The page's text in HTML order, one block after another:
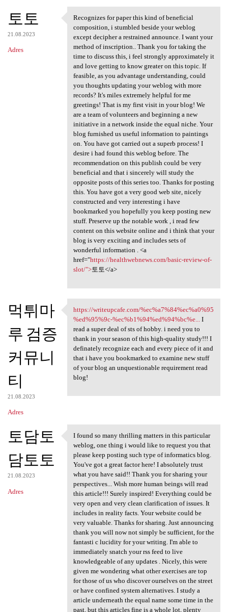
a
r
z
토토
21.08.2023
Adres
Recognizes for paper this
Recognizes for paper this kind of beneficial
composition, i stumbled beside your weblog
except decipher a restrained announce. I want your
method of inscription.. Thank you for taking the
time to discuss this, i feel strongly approximately it
and love getting to know greater on this topic. If
feasible, as you advantage understanding, could
you thoughts updating your weblog with more
records? It's miles extremely helpful for me
greetings! That is my first visit in your blog! We
are a team of volunteers and beginning a new
initiative in a network inside the equal niche. Your
blog furnished us useful information to paintings
on. You have got carried out a superb process! I
desire i had found this weblog before. The
recommendation on this publish could be very
beneficial and that i sincerely will study the
opposite posts of this series too. Thanks for posting
this. You have got a very good web site, nicely
constructed and very interesting i have
bookmarked you hopefully you keep posting new
stuff. Preserve up the notable work , i read few
content on this website online and i think that your
blog is very exciting and includes sets of
wonderful information . <a
href="https://healthwebnews.com/basic-review-of-
slot/">토토</a>
먹튀마
루 검증
커뮤니
티
21.08.2023
Adres
https://writeupcafe.com/%ec
https://writeupcafe.com/%ec%a7%84%ec%a0%95
%ed%95%9c-%ec%b1%94%ed%94%bc%e...
I
read a super deal of sts of hobby. i need you to
thank in your season of this high-quality study!!! I
definately recognize each and every piece of it and
that i have you bookmarked to examine new stuff
of your blog an unquestionable requirement read
blog!
토담토
담토토
21.08.2023
Adres
I found so many thrilling
I found so many thrilling matters in this particular
weblog, one thing i would like to request you that
please keep posting such type of informatics blog.
You've got a great factor here! I absolutely trust
what you have said!! Thank you for sharing your
perspectives... Wish more human beings will read
this article!!! Surely inspired! Everything could be
very open and very clean clarification of issues. It
includes in reality facts. Your website could be
very valuable. Thanks for sharing. Just announcing
thank you will now not simply be sufficient, for the
fantasti c lucidity for your writing. I'm able to
immediately snatch your rss feed to live
knowledgeable of any updates . Nicely, this were
given me wondering what other exercises are top
for those of us who discover ourselves on the street
or have confined system alternatives. I study a
article underneath the equal name some time in the
past, but this articles fine is a whole lot, plenty